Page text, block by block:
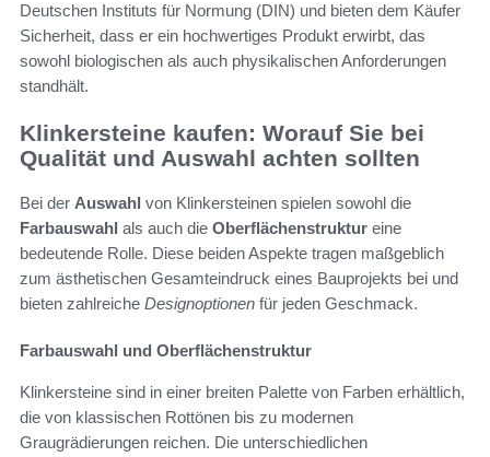
Deutschen Instituts für Normung (DIN) und bieten dem Käufer
Sicherheit, dass er ein hochwertiges Produkt erwirbt, das
sowohl biologischen als auch physikalischen Anforderungen
standhält.
Klinkersteine kaufen: Worauf Sie bei
Qualität und Auswahl achten sollten
Bei der Auswahl von Klinkersteinen spielen sowohl die
Farbauswahl als auch die Oberflächenstruktur eine
bedeutende Rolle. Diese beiden Aspekte tragen maßgeblich
zum ästhetischen Gesamteindruck eines Bauprojekts bei und
bieten zahlreiche Designoptionen für jeden Geschmack.
Farbauswahl und Oberflächenstruktur
Klinkersteine sind in einer breiten Palette von Farben erhältlich,
die von klassischen Rottönen bis zu modernen
Graugrädierungen reichen. Die unterschiedlichen